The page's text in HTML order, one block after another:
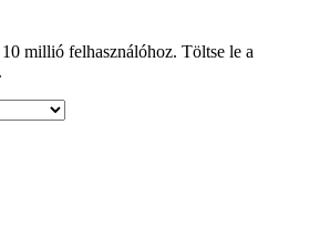
millió felhasználóhoz. Töltse le a